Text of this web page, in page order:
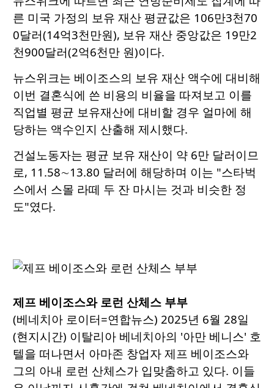
른 미국 가정의 보유 재산 평균값은 106만3천70
0달러(14억3천만원), 보유 재산 중앙값은 19만2
천900달러(2억6천만 원)이다.
뉴스위크는 베이조스의 보유 재산 액수에 대비해
이번 결혼식에 쓴 비용의 비율을 따져보고 이를
직업별 평균 보유재산에 대비할 경우 얼마에 해
당하는 액수인지 산출해 제시했다.
건설노동자는 평균 보유 재산이 약 6만 달러이므
로, 11.58∼13.80 달러에 해당하며 이는 "스타벅
스에서 스몰 라떼 두 잔 마시는 것과 비슷한 정
도"였다.
제프 베이조스와 로런 산체스 부부
(베네치아 로이터=연합뉴스) 2025년 6월 28일
(현지시간) 이탈리아 베네치아의 '아만 베니스' 호
텔을 떠나면서 아마존 창업자 제프 베이조스와
그의 아내 로런 산체스가 입맞춤하고 있다. 이들